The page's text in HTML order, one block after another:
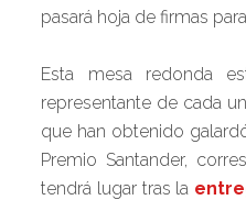
pasará hoja de firmas
Esta mesa redonda
representante de cada
que han obtenido
Premio Santander,
tendrá lugar tras la